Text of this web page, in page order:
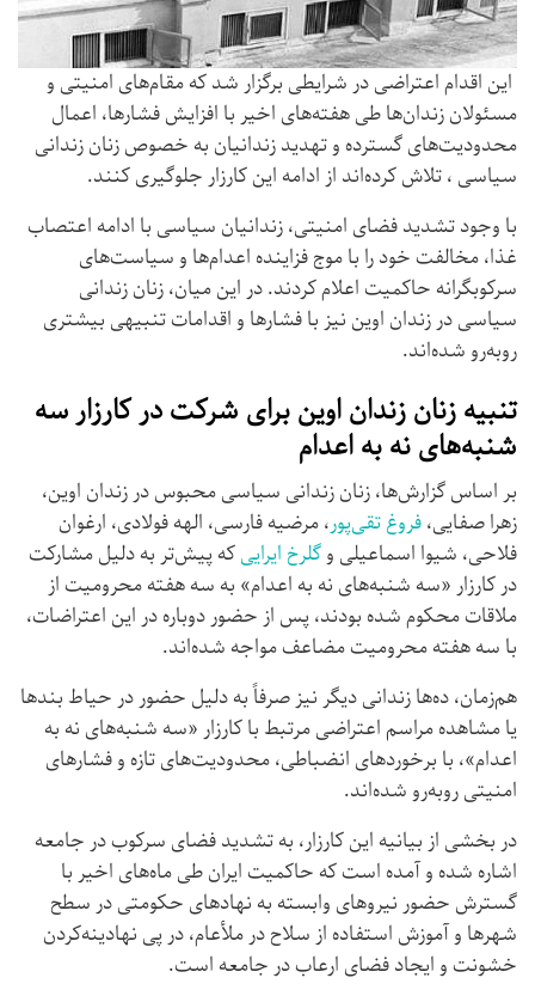
این اقدام اعتراضی در شرایطی برگزار شد که مقام‌های امنیتی و
مسئولان زندان‌ها طی هفته‌های اخیر با افزایش فشارها، اعمال
محدودیت‌های گسترده و تهدید زندانیان به خصوص زنان زندانی
سیاسی ، تلاش کرده‌اند از ادامه این کارزار جلوگیری کنند.
با وجود تشدید فضای امنیتی، زندانیان سیاسی با ادامه اعتصاب
غذا، مخالفت خود را با موج فزاینده اعدام‌ها و سیاست‌های
سرکوبگرانه حاکمیت اعلام کردند. در این میان، زنان زندانی
سیاسی در زندان اوین نیز با فشارها و اقدامات تنبیهی بیشتری
روبه‌رو شده‌اند.
تنبیه زنان زندان اوین برای شرکت در کارزار سه
‌شنبه‌های نه به اعدام
بر اساس گزارش‌ها، زنان زندانی سیاسی محبوس در زندان اوین،
زهرا صفایی،فروغ تقی‌پور، مرضیه فارسی، الهه فولادی، ارغوان
فلاحی، شیوا اسماعیلی وگلرخ ایراییکه پیش‌تر به دلیل مشارکت
در کارزار «سه ‌شنبه‌های نه به اعدام» به سه هفته محرومیت از
ملاقات محکوم شده بودند، پس از حضور دوباره در این اعتراضات،
با سه هفته محرومیت مضاعف مواجه شده‌اند.
هم‌زمان، ده‌ها زندانی دیگر نیز صرفاً به دلیل حضور در حیاط بندها
یا مشاهده مراسم اعتراضی مرتبط با کارزار «سه ‌شنبه‌های نه به
اعدام»، با برخوردهای انضباطی، محدودیت‌های تازه و فشارهای
امنیتی روبه‌رو شده‌اند.
در بخشی از بیانیه این کارزار، به تشدید فضای سرکوب در جامعه
اشاره شده و آمده است که حاکمیت ایران طی ماه‌های اخیر با
گسترش حضور نیروهای وابسته به نهادهای حکومتی در سطح
شهرها و آموزش استفاده از سلاح در ملأعام، در پی نهادینه‌کردن
خشونت و ایجاد فضای ارعاب در جامعه است.